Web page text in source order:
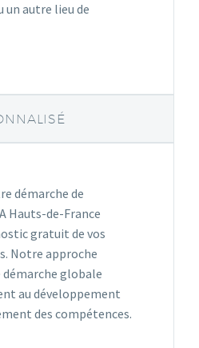
un autre lieu de
démarche de
Hauts-de-France
gratuit de vos
Notre approche
démarche globale
au développement
des compétences.